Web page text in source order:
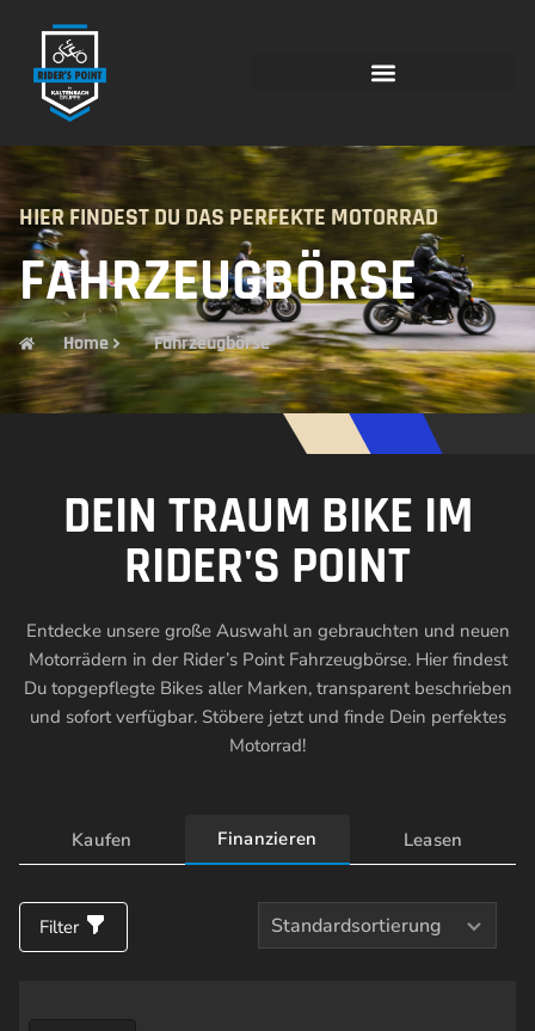
HIER FINDEST DU DAS PERFEKTE MOTORRAD
FAHRZEUGBÖRSE
Home Fahrzeugbörse
DEIN TRAUM BIKE IM
RIDER'S POINT
Entdecke unsere große Auswahl an gebrauchten und neuen
Motorrädern in der Rider’s Point Fahrzeugbörse. Hier findest
Du topgepflegte Bikes aller Marken, transparent beschrieben
und sofort verfügbar. Stöbere jetzt und finde Dein perfektes
Motorrad!
LISTE ALLER FAHRZEUGE
Kaufen Finanzieren Leasen
Filter